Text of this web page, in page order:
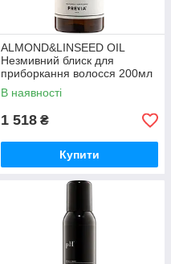
ALMOND&LINSEED OIL
Незмивний блиск для
приборкання волосся 200мл
В наявності
1 518 ₴
Купити